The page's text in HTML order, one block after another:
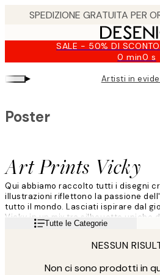
SALE - 50% DI SCONTO
0 min0 s
fino
a:
▸ Artisti in
Art Prints Vicky
Poster
Qui abbiamo raccolto tutti i disegni
illustrazioni riflettono la passione
tutto il mondo. Lasciati ispirare dal
Vicky in un mix tra silhouette uniche
minimalista e sofisticato.
Leggi di piùTutte le Categorie
NESSUN
Non ci sono prodotti in